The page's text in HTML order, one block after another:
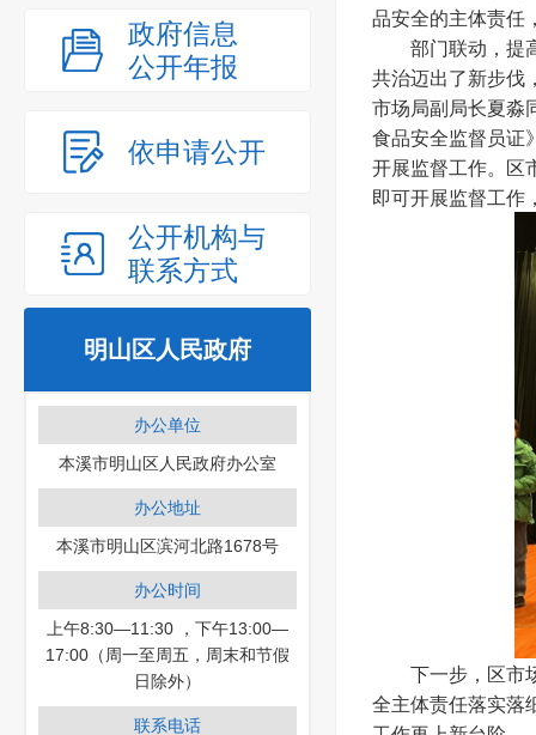
政府信息
公开年报
依申请公开
公开机构与
联系方式
明山区人民政府
办公单位
本溪市明山区人民政府办公室
办公地址
本溪市明山区滨河北路1678号
办公时间
上午8:30—11:30 ，下午13:00—
17:00（周一至周五，周末和节假
日除外）
联系电话
品安全的主体责任
部门联动，提高
共治迈出了新步伐
市场局副局长夏淼
食品安全监督员证
开展监督工作。区
即可开展监督工作
下一步，区市场
全主体责任落实落